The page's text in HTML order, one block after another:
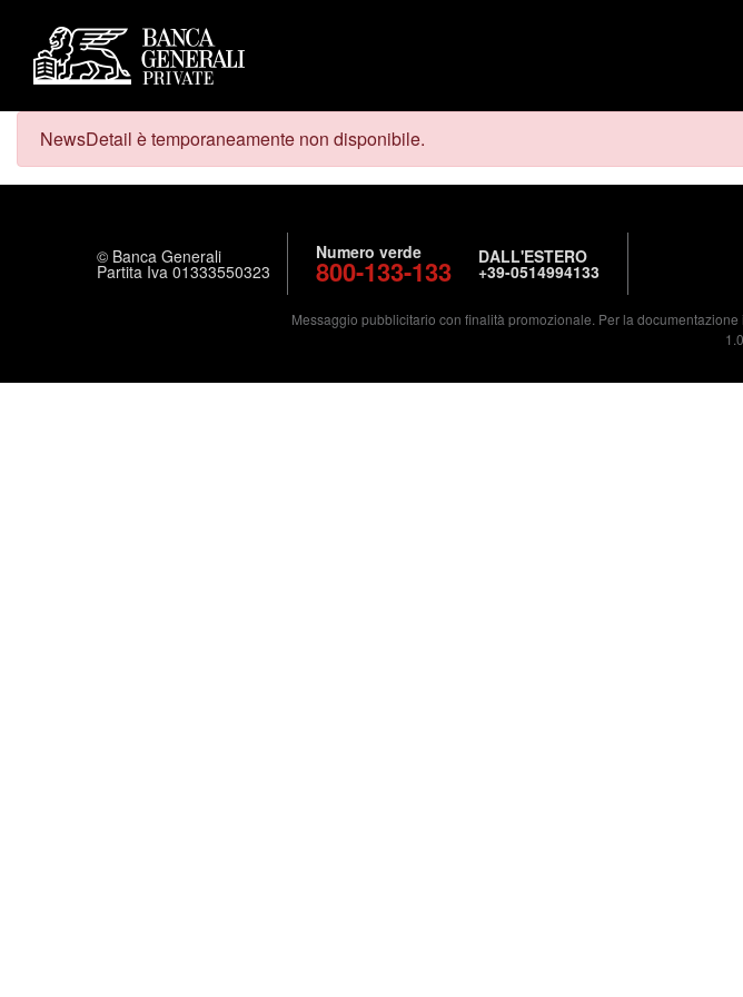
NewsDetail è temporaneamente non disponibile.
© Banca Generali
Partita Iva 01333550323
Numero verde
800-133-133 DALL'ESTERO
+39-0514994133
Messaggio pubblicitario con finalità promozionale. Per la